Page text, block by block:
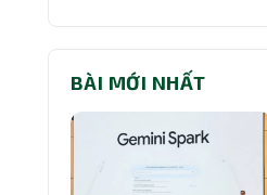
BÀI MỚI NHẤT